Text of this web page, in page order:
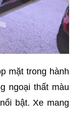
mặt trong hành
ngoại thất màu
bật. Xe mang